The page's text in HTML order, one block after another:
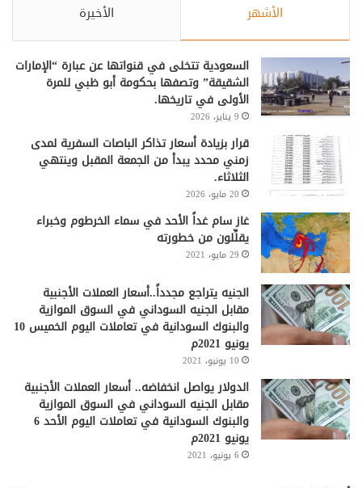
الأشهر الأخيرة
السعودية تتخلى في قنواتها عن عبارة “الإمارات
الشقيقة” وتصفها بحكومة أبو ظبي للمرة
الأولى في تاريخها.
9 يناير، 2026
قرار بزيادة أسعار تذاكر الباصات السفرية لمدى
زمني محدد يبدأ من الجمعة المقبل وينتهي
الثلاثاء.
20 مايو، 2026
غاز سام غداً الأحد في سماء الخرطوم وخبراء
يقلِّلون من خطورته
29 مايو، 2021
الجنيه يتراجع مجدداً..أسعار العملات الأجنبية
مقابل الجنيه السوداني في السوق الموازية
والبنوك السودانية في تعاملات اليوم الخميس 10
يونيو 2021م
10 يونيو، 2021
الدولار يواصل انخفاضه.. أسعار العملات الأجنبية
مقابل الجنيه السوداني في السوق الموازية
والبنوك السودانية في تعاملات اليوم الأحد 6
يونيو 2021م
6 يونيو، 2021